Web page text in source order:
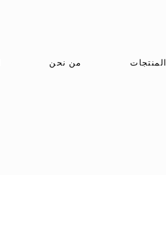
المنتجات من نحن